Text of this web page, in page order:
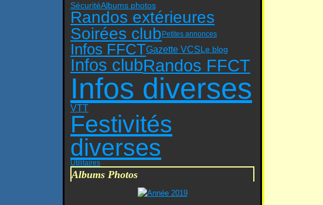
SécuritéAlbums photos
Randos extérieures
Soirées clubPetites annonces
Infos FFCTGazette VCSLe blog
Infos clubRandos FFCT
Infos diverses
VTT
Festivités
diverses
Utilitaires
Albums Photos